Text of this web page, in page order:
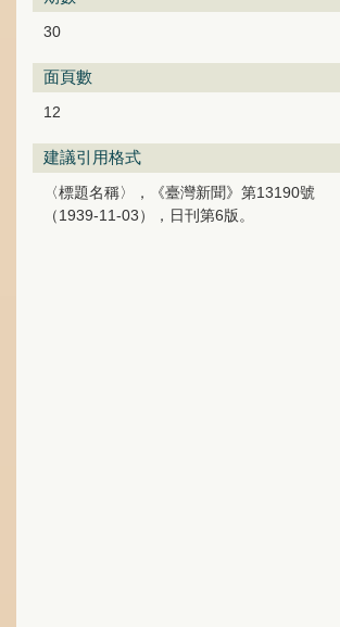
30
面頁數
12
建議引用格式
〈標題名稱〉，《臺灣新聞》第13190號
（1939-11-03），日刊第6版。